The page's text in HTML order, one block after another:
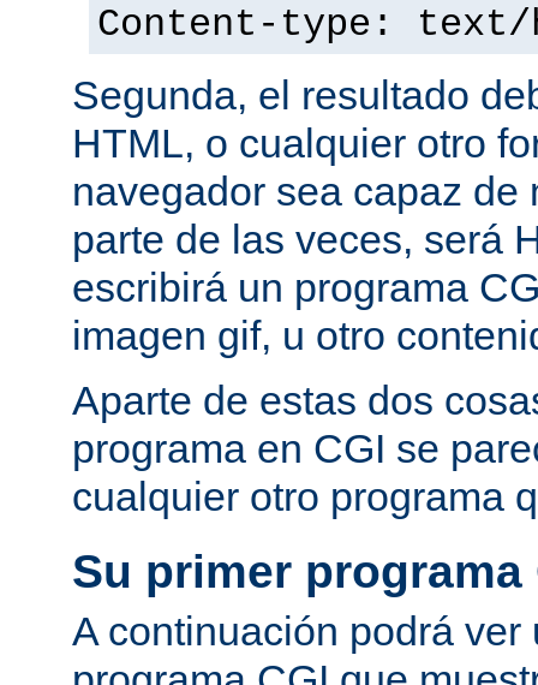
Content-type: text/
Segunda, el resultado
HTML, o cualquier otro
navegador sea capaz de
parte de las veces, será
escribirá un programa
imagen gif, u otro
Aparte de estas dos
programa en CGI se
cualquier otro programa
Su primer programa
A continuación podrá ver